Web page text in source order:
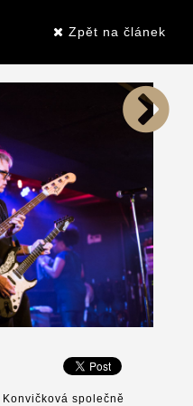
Zpět na článek
společně